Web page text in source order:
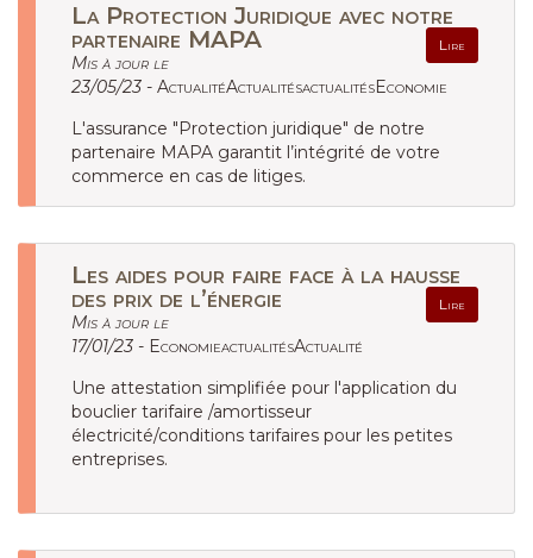
La Protection Juridique avec notre
partenaire MAPA
Lire
Mis à jour le
23/05/23 - ActualitéActualitésactualitésEconomie
L'assurance "Protection juridique" de notre
partenaire MAPA garantit l’intégrité de votre
commerce en cas de litiges.
Les aides pour faire face à la hausse
des prix de l’énergie
Lire
Mis à jour le
17/01/23 - EconomieactualitésActualité
Une attestation simplifiée pour l'application du
bouclier tarifaire /amortisseur
électricité/conditions tarifaires pour les petites
entreprises.